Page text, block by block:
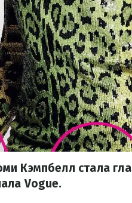
Кэмпбелл стала
Vogue.